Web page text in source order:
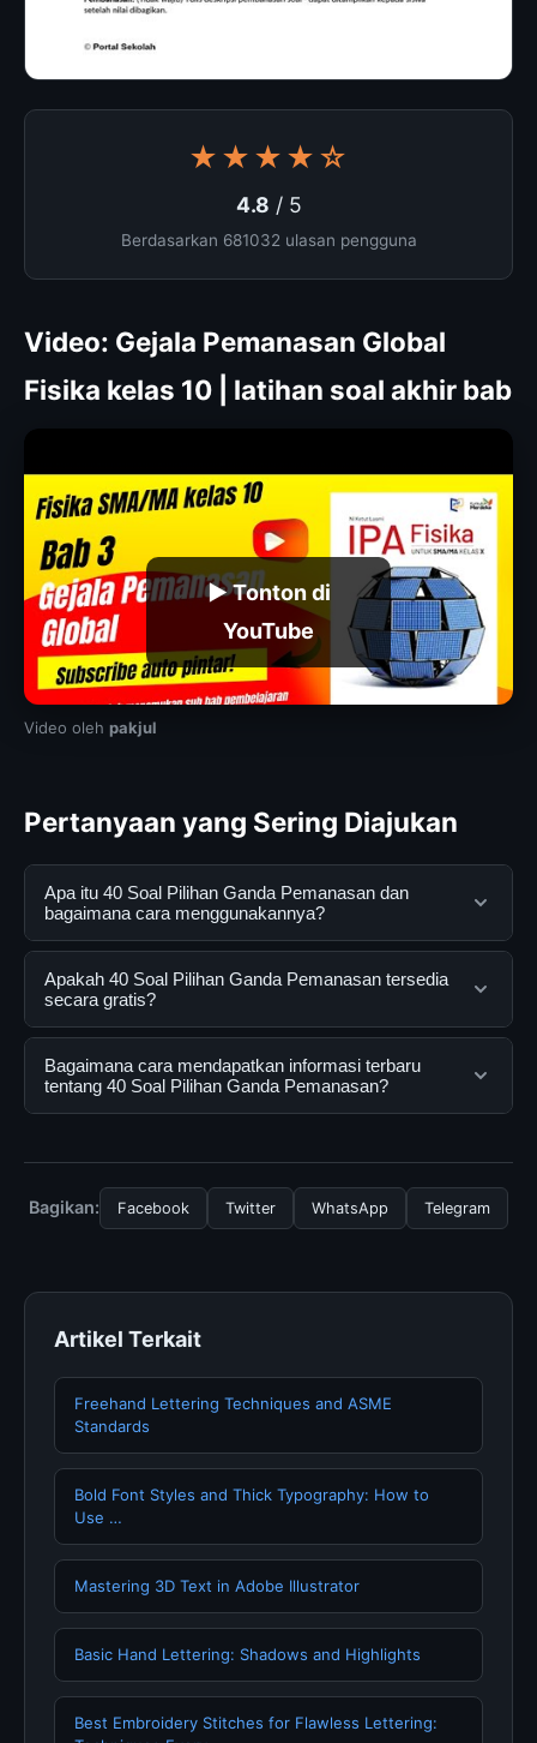
★★★★☆
4.8 / 5
Berdasarkan 681032 ulasan pengguna
Video: Gejala Pemanasan Global
Fisika kelas 10 | latihan soal akhir bab
▶ Tonton di
YouTube
Video oleh pakjul
Pertanyaan yang Sering Diajukan
Apa itu 40 Soal Pilihan Ganda Pemanasan dan
bagaimana cara menggunakannya?
40 Soal Pilihan Ganda Pemanasan adalah layanan
digital yang dirancang untuk membantu pengguna
mendapatkan informasi lengkap dan terpercaya. Anda
dapat menggunakannya dengan mengunjungi situs
resmi dan mengikuti panduan yang tersedia.
Apakah 40 Soal Pilihan Ganda Pemanasan tersedia
secara gratis?
Ya, 40 Soal Pilihan Ganda Pemanasan dapat diakses
secara gratis oleh semua pengguna. Tidak ada biaya
tersembunyi atau langganan yang diperlukan untuk
Bagaimana cara mendapatkan informasi terbaru
tentang 40 Soal Pilihan Ganda Pemanasan?
halaman resmi kami secara berkala. Kami selalu
memperbarui konten dengan informasi terkini dan
Bagikan: Facebook Twitter WhatsApp Telegram
Artikel Terkait
Freehand Lettering Techniques and ASME
Standards
Bold Font Styles and Thick Typography: How to
Use …
Mastering 3D Text in Adobe Illustrator
Basic Hand Lettering: Shadows and Highlights
Best Embroidery Stitches for Flawless Lettering: